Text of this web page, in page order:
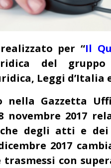
per “Il
del
Leggi d’Italia
nella Gazzetta
novembre 2017
degli atti e dei
2017
trasmessi con